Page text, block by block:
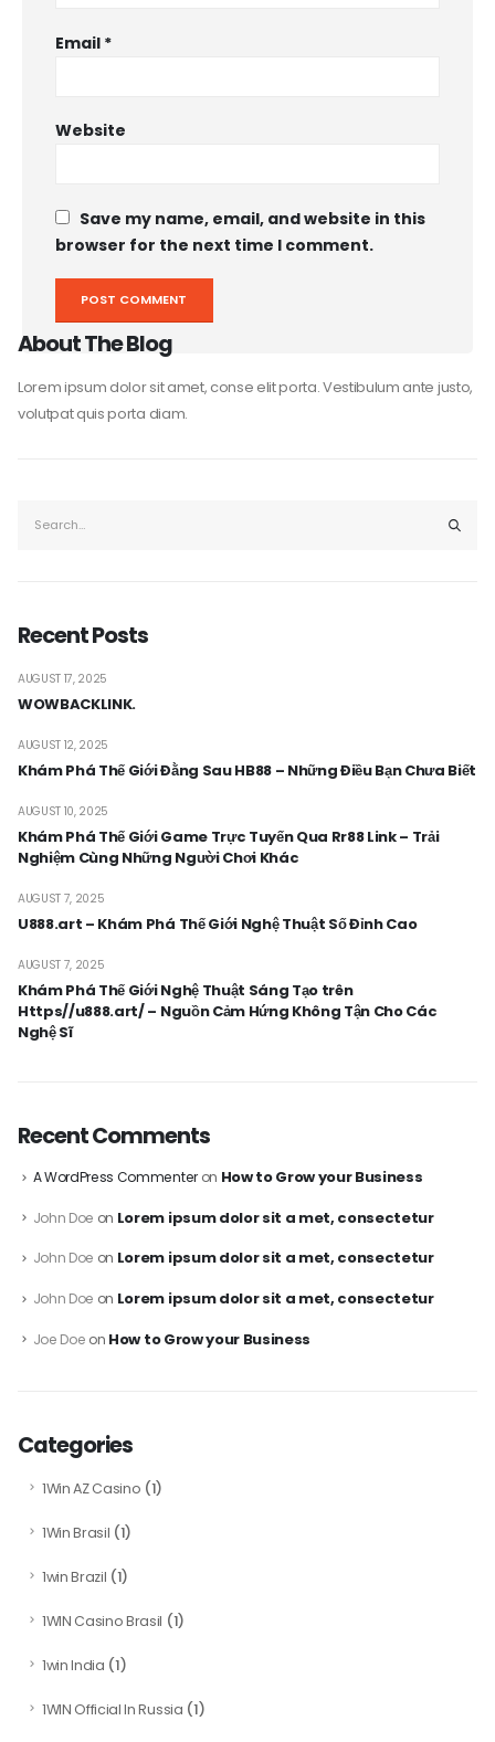
Email *
Website
Save my name, email, and website in this
browser for the next time I comment.
About The Blog
Lorem ipsum dolor sit amet, conse elit porta. Vestibulum ante justo,
volutpat quis porta diam.
Recent Posts
WOWBACKLINK.
AUGUST 17, 2025
Khám Phá Thế Giới Đằng Sau HB88 – Những Điều Bạn Chưa Biết
AUGUST 12, 2025
Khám Phá Thế Giới Game Trực Tuyến Qua Rr88 Link – Trải
Nghiệm Cùng Những Người Chơi Khác
AUGUST 10, 2025
U888.art – Khám Phá Thế Giới Nghệ Thuật Số Đỉnh Cao
AUGUST 7, 2025
Khám Phá Thế Giới Nghệ Thuật Sáng Tạo trên
Https//u888.art/ – Nguồn Cảm Hứng Không Tận Cho Các
Nghệ Sĩ
AUGUST 7, 2025
Recent Comments
A WordPress Commenteron How to Grow your Business
John Doe on Lorem ipsum dolor sit a met, consectetur
John Doe on Lorem ipsum dolor sit a met, consectetur
John Doe on Lorem ipsum dolor sit a met, consectetur
Joe Doe on How to Grow your Business
Categories
1Win AZ Casino (1)
1Win Brasil (1)
1win Brazil (1)
1WIN Casino Brasil (1)
1win India (1)
1WIN Official In Russia (1)